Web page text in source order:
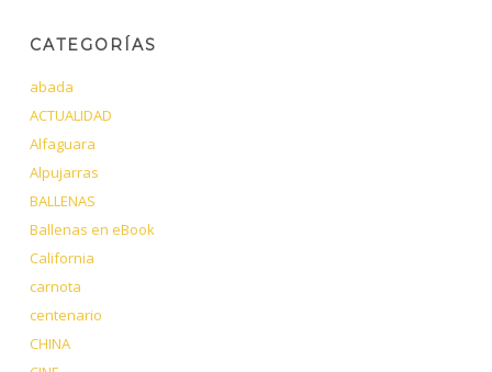
CATEGORÍAS
abada
ACTUALIDAD
Alfaguara
Alpujarras
BALLENAS
Ballenas en eBook
California
carnota
centenario
CHINA